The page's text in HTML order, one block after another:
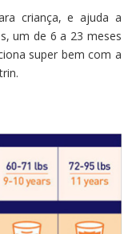
criança, e ajuda a
um de 6 a 23 meses
super bem com a